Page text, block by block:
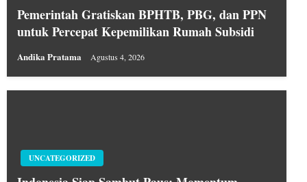
Pemerintah Gratiskan BPHTB, PBG, dan PPN
untuk Percepat Kepemilikan Rumah Subsidi
Andika Pratama Agustus 4, 2026
UNCATEGORIZED